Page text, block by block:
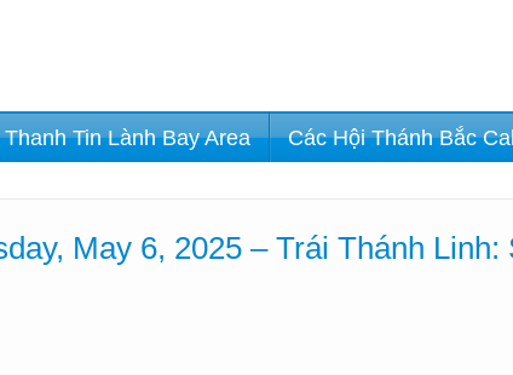
Tin Lành Bay Area Các Hội Thánh Bắc
May 6, 2025 – Trái Thánh Linh: